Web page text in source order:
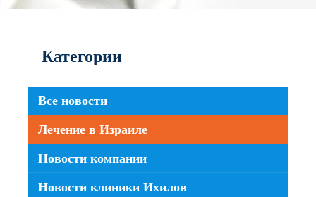
Категории
Все новости
Лечение в Израиле
Новости компании
Новости клиники Ихилов